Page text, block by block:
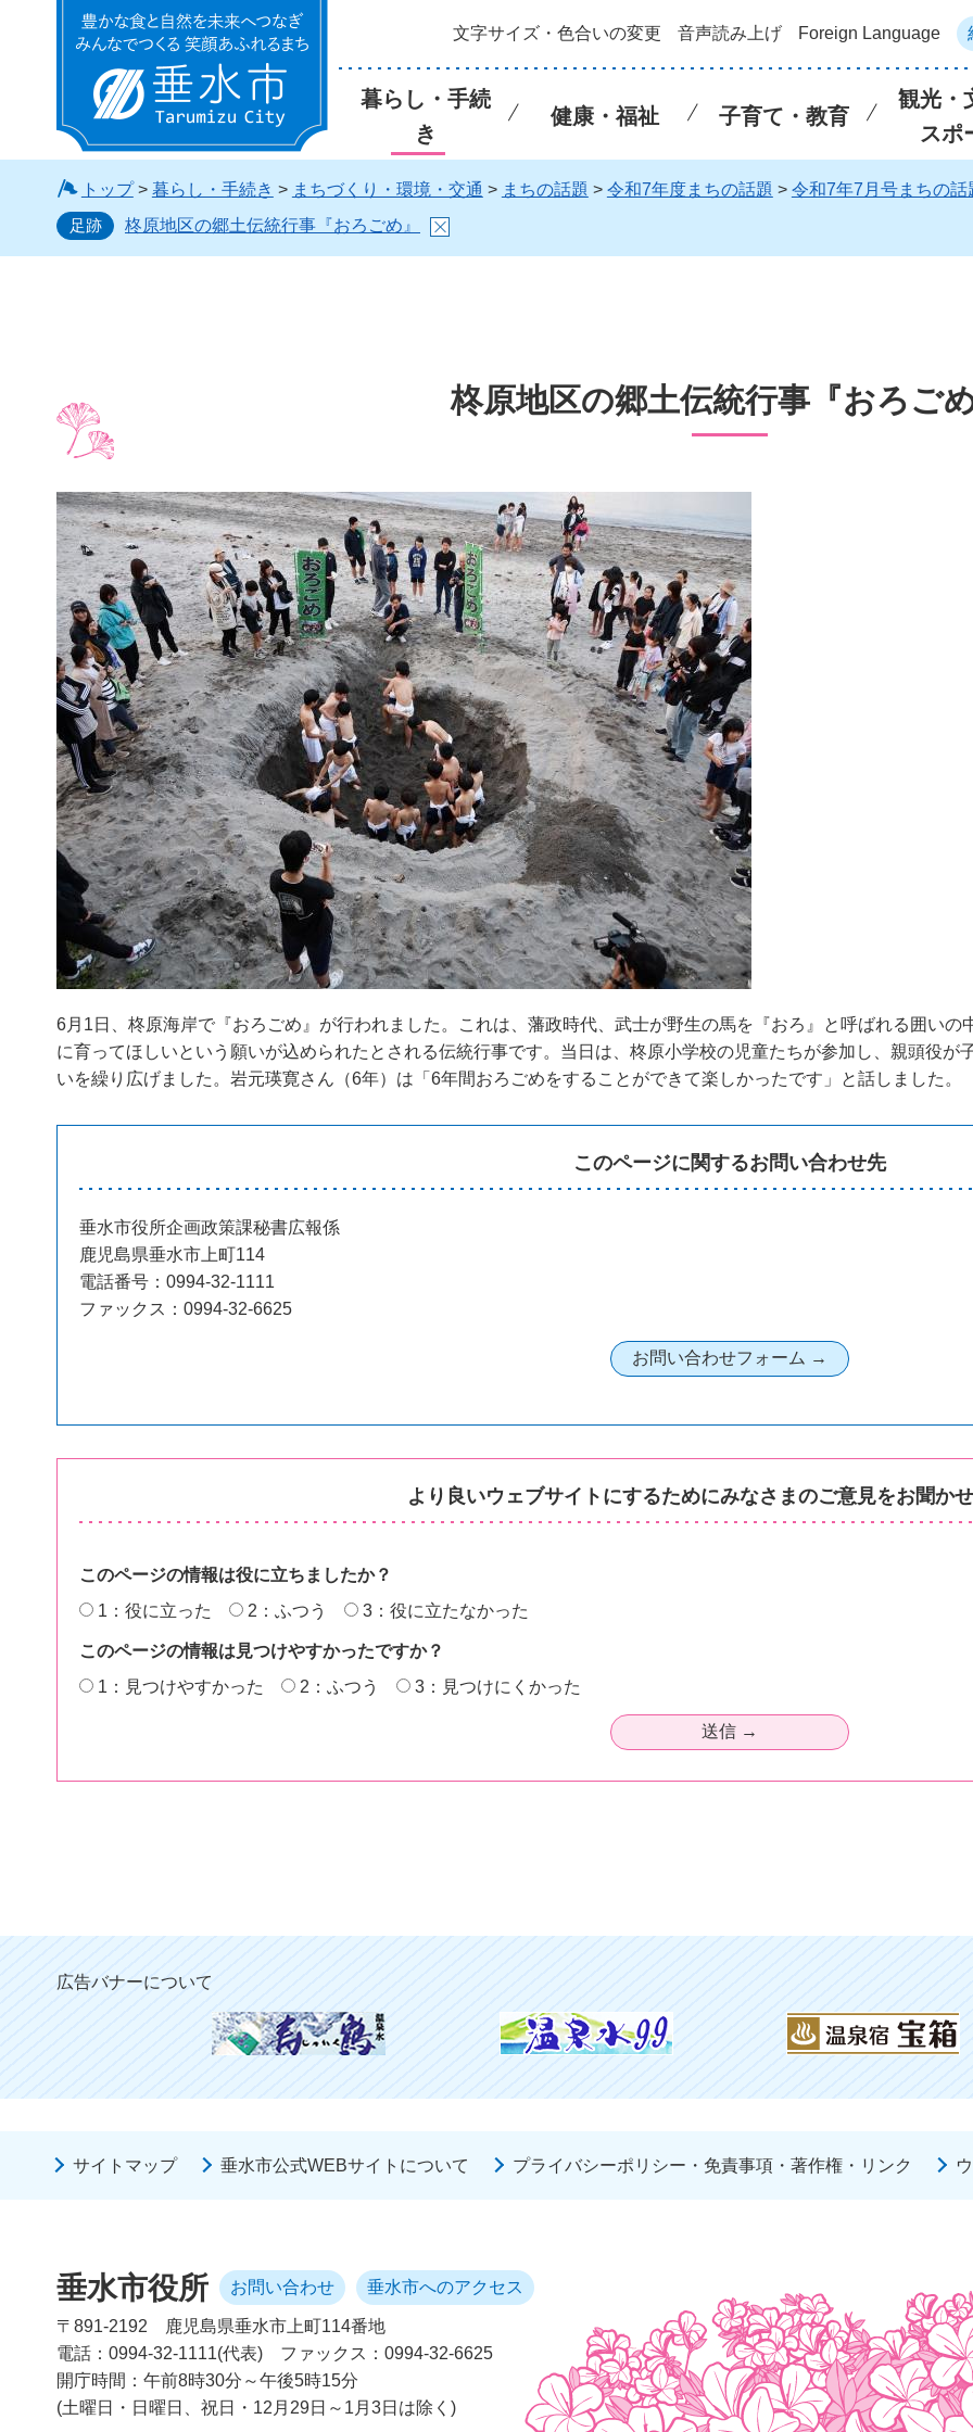
垂水市 文字サイズ・色合いの変更 音声読み上げ Foreign Language
暮らし・手続
き
健康・福祉 子育て・教育
観光・
スポ
トップ> 暮らし・手続き > まちづくり・環境・交通 > まちの話題 > 令和7年度まちの話題 > 令和7年7月号まちの話
足跡
柊原地区の郷土伝統行事『おろごめ』
柊原地区の郷土伝統行事『おろごめ
6月1日、柊原海岸で『おろごめ』が行われました。これは、藩政時代、武士が野生の馬を『おろ』と呼ばれる囲いの
に育ってほしいという願いが込められたとされる伝統行事です。当日は、柊原小学校の児童たちが参加し、親頭役
いを繰り広げました。岩元瑛寛さん（6年）は「6年間おろごめをすることができて楽しかったです」と話しました。
このページに関するお問い合わせ先
垂水市役所企画政策課秘書広報係
鹿児島県垂水市上町114
電話番号：0994-32-1111
ファックス：0994-32-6625
より良いウェブサイトにするためにみなさまのご意見をお聞か
このページの情報は役に立ちましたか？
1：役に立った
2：ふつう 3：役に立たなかった
このページの情報は見つけやすかったですか？
1：見つけやすかった
2：ふつう 3：見つけにくかった
広告バナーについて
サイトマップ 垂水市公式WEBサイトについて プライバシーポリシー・免責事項・著作権・リンク
垂水市役所 お問い合わせ 垂水市へのアクセス
〒891-2192
鹿児島県垂水市上町114番地
電話：0994-32-1111(代表)
ファックス：0994-32-6625
開庁時間：午前8時30分～午後5時15分
(土曜日・日曜日、祝日・12月29日～1月3日は除く)